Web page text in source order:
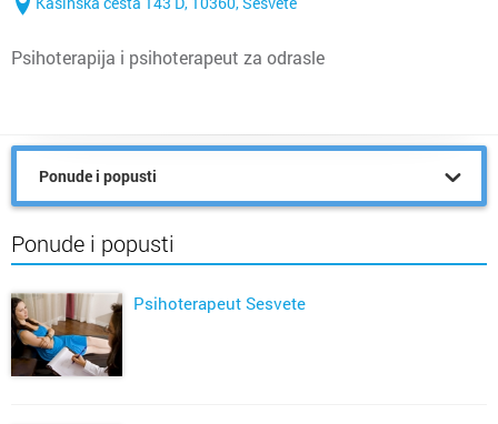
Psihoterapija i psihoterapeut za odrasle
Ponude i popusti
Ponude i popusti
Psihoterapeut Sesvete